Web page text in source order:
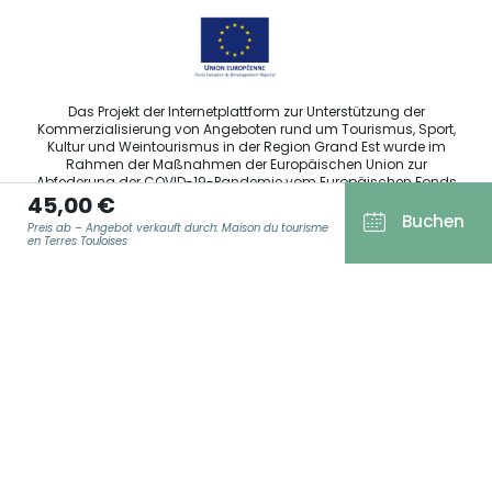
45,00 €
Preis ab – Angebot verkauft durch: Maison du tourisme
en Terres Touloises
Buchen
Das Projekt der Internetplattform zur Unterstützung der
Kommerzialisierung von Angeboten rund um Tourismus, Sport,
Kultur und Weintourismus in der Region Grand Est wurde im
Rahmen der Maßnahmen der Europäischen Union zur
Abfederung der COVID-19-Pandemie vom Europäischen Fonds
für regionale Entwicklung (EFRE) finanziert.